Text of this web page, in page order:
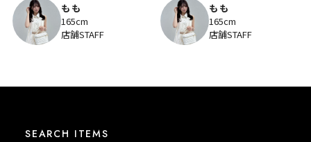
もも
165cm
店舗STAFF
もも
165cm
店舗STAFF
SEARCH ITEMS